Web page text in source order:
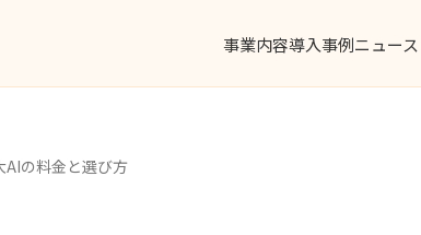
事業内容導入事例ニュー
AIの料金と選び方